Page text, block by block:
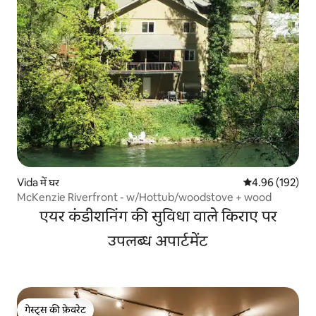
Vida में घर औसत रेटिंग 5 में से
4.96 (192)
McKenzie Riverfront - w/Hottub/woodstove + wood
एयर कंडीशनिंग की सुविधा वाले किराए पर
उपलब्ध अपार्टमेंट
गेस्ट्स की फ़ेवरेट